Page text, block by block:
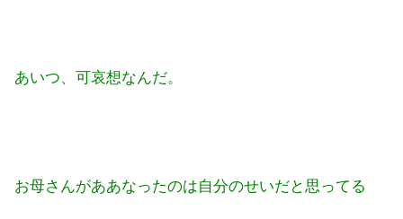
あいつ、可哀想なんだ。
お母さんがああなったのは自分のせいだと思ってる